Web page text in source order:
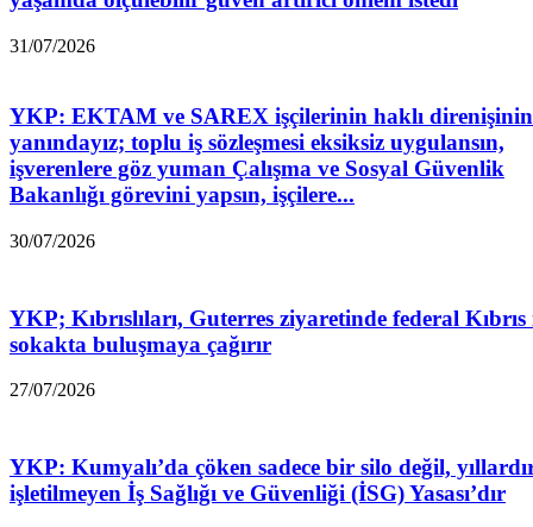
31/07/2026
YKP: EKTAM ve SAREX işçilerinin haklı direnişinin
yanındayız; toplu iş sözleşmesi eksiksiz uygulansın,
işverenlere göz yuman Çalışma ve Sosyal Güvenlik
Bakanlığı görevini yapsın, işçilere...
30/07/2026
YKP; Kıbrıslıları, Guterres ziyaretinde federal
sokakta buluşmaya çağırır
27/07/2026
YKP: Kumyalı’da çöken sadece bir silo değil,
işletilmeyen İş Sağlığı ve Güvenliği (İSG) Yasası’dır